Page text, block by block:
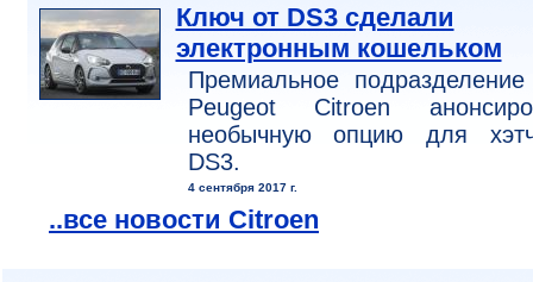
Ключ от DS3 сделали
электронным кошельком
Премиальное
Peugeot Citroen
необычную опцию для
DS3.
4 сентября 2017 г.
..все новости Citroen